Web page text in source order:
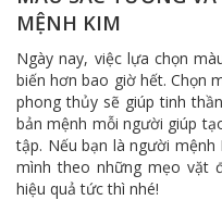
MỆNH KIM
Ngày nay, việc lựa chọn
biến hơn bao giờ hết. Chọn
phong thủy sẽ giúp tinh
bản mệnh mỗi người giúp
tập. Nếu bạn là người
mình theo những mẹo vặt
hiệu quả tức thì nhé!